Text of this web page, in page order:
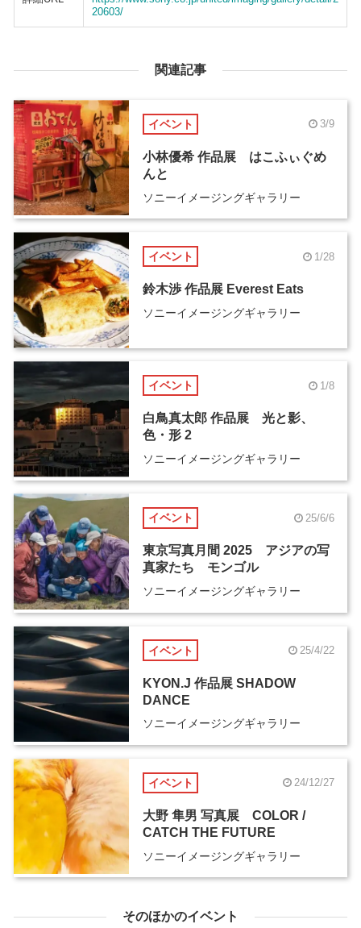
20603/
関連記事
イベント 3/9
小林優希 作品展 はこふぃぐめ
んと
ソニーイメージングギャラリー
イベント 1/28
鈴木渉 作品展 Everest Eats
ソニーイメージングギャラリー
イベント 1/8
白鳥真太郎 作品展 光と影、
色・形 2
ソニーイメージングギャラリー
イベント 25/6/6
東京写真月間 2025 アジアの写
真家たち モンゴル
ソニーイメージングギャラリー
イベント 25/4/22
KYON.J 作品展 SHADOW
DANCE
ソニーイメージングギャラリー
イベント 24/12/27
大野 隼男 写真展 COLOR /
CATCH THE FUTURE
ソニーイメージングギャラリー
そのほかのイベント